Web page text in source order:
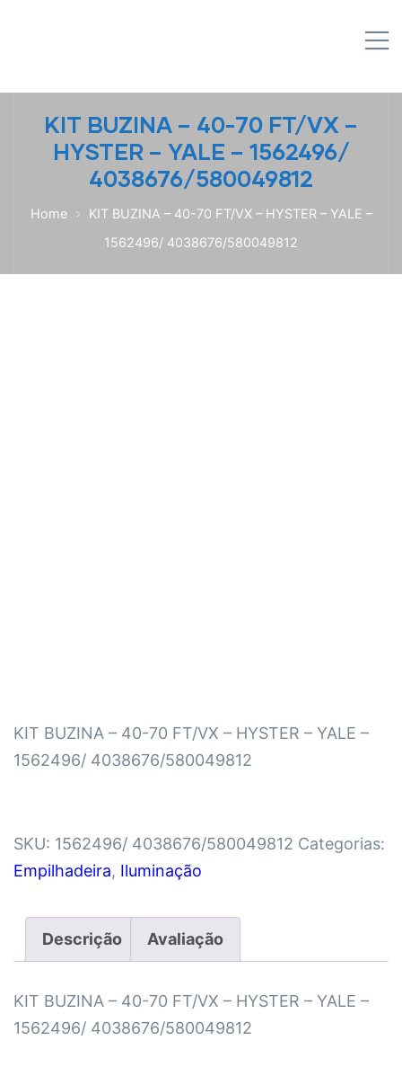
KIT BUZINA – 40-70 FT/VX –
HYSTER – YALE – 1562496/
4038676/580049812
Home
KIT BUZINA – 40-70 FT/VX – HYSTER – YALE –
1562496/ 4038676/580049812
KIT BUZINA – 40-70 FT/VX – HYSTER – YALE –
1562496/ 4038676/580049812
SKU: 1562496/ 4038676/580049812 Categorias:
Empilhadeira, Iluminação
Descrição Avaliação
KIT BUZINA – 40-70 FT/VX – HYSTER – YALE –
1562496/ 4038676/580049812